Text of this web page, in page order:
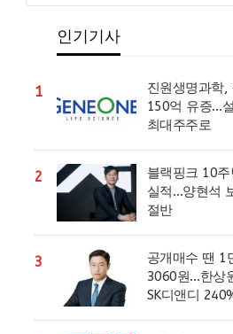
인기기사
1
진원생명과학
150억 유증…
최대주주로
2
블랙핑크 10
실적…양현석
절반
3
공개매수 땐 1
3060원…한상
SK디앤디